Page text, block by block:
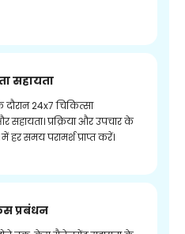
सहायता
24x7 चिकित्सा
सहायता। प्रक्रिया और उपचार के
समय परामर्श प्राप्त करें।
प्रबंधन